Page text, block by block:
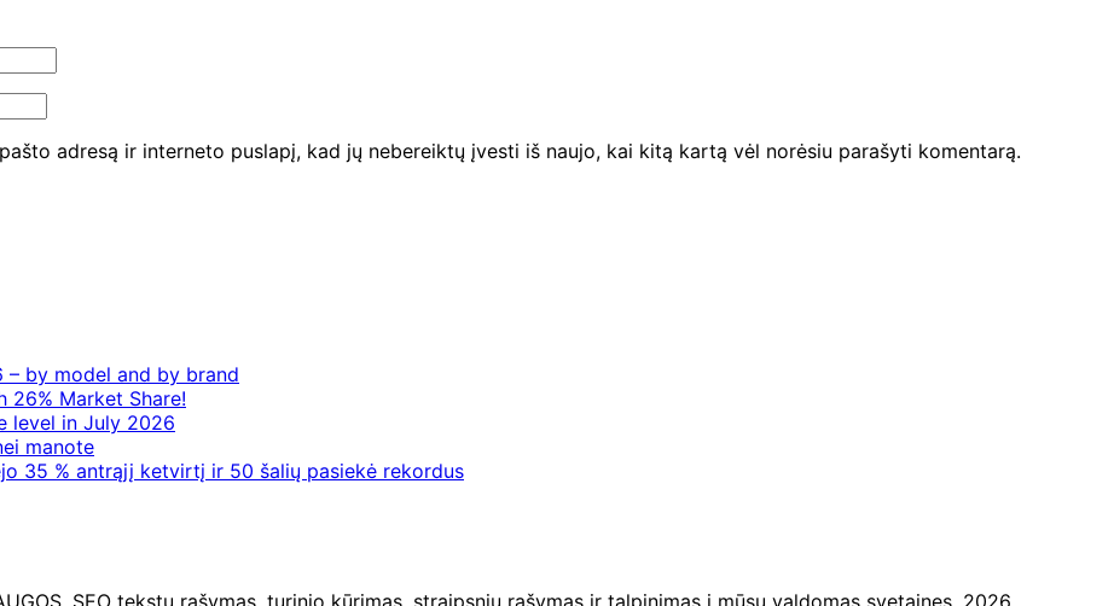
adresą ir interneto puslapį, kad jų nebereiktų įvesti iš naujo, kai kitą kartą vėl norėsiu parašyti komentarą.
by model and by brand
26% Market Share!
level in July 2026
manote
35 % antrąjį ketvirtį ir 50 šalių pasiekė rekordus
SEO tekstų rašymas, turinio kūrimas, straipsnių rašymas ir talpinimas į mūsų valdomas svetaines. 2026